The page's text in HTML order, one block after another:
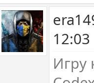
Игру